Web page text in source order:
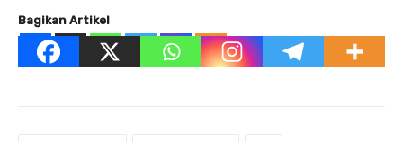
Bagikan Artikel